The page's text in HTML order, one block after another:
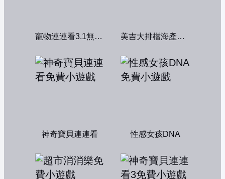
寵物連連看3.1無敵版 美吉大排檔海產店：中文版
神奇寶貝連連看 性感女孩DNA